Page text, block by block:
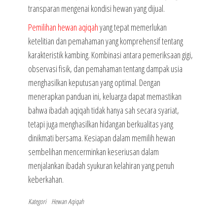
transparan mengenai kondisi hewan yang dijual.
Pemilihan hewan aqiqahyang tepat memerlukan
ketelitian dan pemahaman yang komprehensif tentang
karakteristik kambing. Kombinasi antara pemeriksaan gigi,
observasi fisik, dan pemahaman tentang dampak usia
menghasilkan keputusan yang optimal. Dengan
menerapkan panduan ini, keluarga dapat memastikan
bahwa ibadah aqiqah tidak hanya sah secara syariat,
tetapi juga menghasilkan hidangan berkualitas yang
dinikmati bersama. Kesiapan dalam memilih hewan
sembelihan mencerminkan keseriusan dalam
menjalankan ibadah syukuran kelahiran yang penuh
keberkahan.
Kategori Hewan Aqiqah